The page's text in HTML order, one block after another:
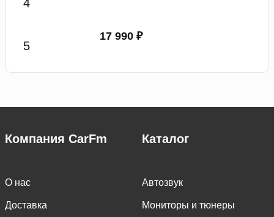
17 990 ₽
Компания CarFm
О нас
Доставка
Каталог
Автозвук
Мониторы и тюнеры